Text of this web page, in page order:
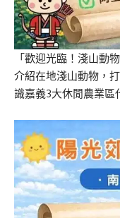
「歡迎光臨！淺山動
介紹在地淺山動物，
識嘉義3大休閒農業區